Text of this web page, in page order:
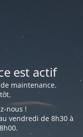
est actif
maintenance.
nous !
vendredi de 8h30 à